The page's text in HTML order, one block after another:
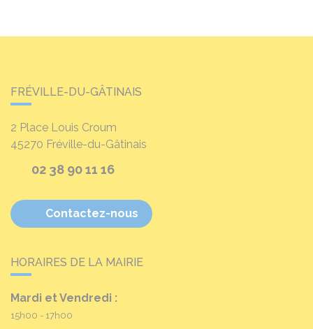
FRÉVILLE-DU-GÂTINAIS
2 Place Louis Croum
45270 Fréville-du-Gâtinais
02 38 90 11 16
Contactez-nous
HORAIRES DE LA MAIRIE
Mardi et Vendredi :
15h00 - 17h00